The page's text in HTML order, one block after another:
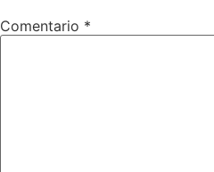
Comentario *